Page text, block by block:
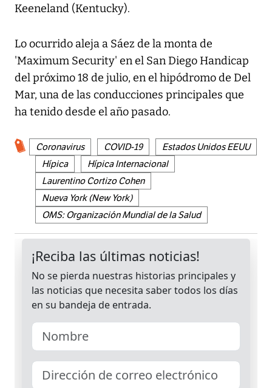
Keeneland (Kentucky).
Lo ocurrido aleja a Sáez de la monta de
'Maximum Security' en el San Diego Handicap
del próximo 18 de julio, en el hipódromo de Del
Mar, una de las conducciones principales que
ha tenido desde el año pasado.
Coronavirus COVID-19
Estados Unidos EEUU
Hípica
Hípica Internacional
Laurentino Cortizo Cohen
Nueva York (New York)
OMS: Organización Mundial de la Salud